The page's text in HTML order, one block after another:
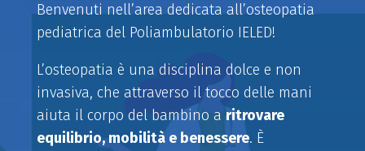
Benvenuti nell’area dedicata all’osteopatia
pediatrica del Poliambulatorio IELED!
L’osteopatia è una disciplina dolce e non
invasiva, che attraverso il tocco delle mani
aiuta il corpo del bambino a ritrovare
equilibrio, mobilità e benessere. È